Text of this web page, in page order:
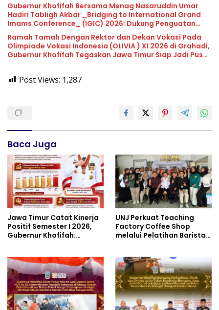
Gubernur Khofifah Bersama Menag Nasaruddin Umar
Hadiri Tabligh Akbar _Bridging to International Grand
Imams Conference_ (IGIC) 2026: Dukung Penguatan
Peran Masjid sebagai Pusat Peradaban, Diplomasi
Keagamaan dan Perdamaian Global
Ramah Tamah Dengan Rektor dan Dekan Vokasi Pada
Olimpiade Vokasi Indonesia (OLIVIA ) XI 2026 di Grahadi,
Gubernur Khofifah Tegaskan Jawa Timur Siap Jadi Pusat
Post Views: 1,287
Baca Juga
Jawa Timur Catat Kinerja
Positif Semester I 2026,
Gubernur Khofifah:
UNJ Perkuat Teaching
Factory Coffee Shop
melalui Pelatihan Barista
Cimahi